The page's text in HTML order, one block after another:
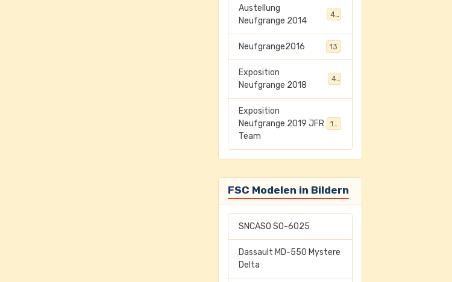
Austellung
Neufgrange 2014
45
Neufgrange2016 13
Exposition
Neufgrange 2018
41
Exposition
Neufgrange 2019 JFR
Team
FSC Modelen in Bildern
SNCASO SO-6025
Dassault MD-550 Mystere
Delta